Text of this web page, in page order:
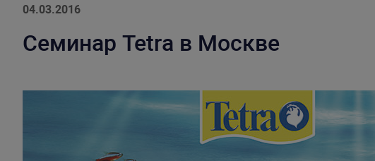
04.03.2016
Семинар Tetra в Москве